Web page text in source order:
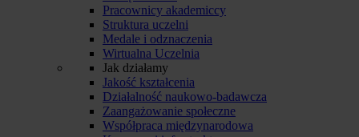
Pracownicy akademiccy
Struktura uczelni
Medale i odznaczenia
Wirtualna Uczelnia
Jak działamy
Jakość kształcenia
Działalność naukowo-badawcza
Zaangażowanie społeczne
Współpraca międzynarodowa